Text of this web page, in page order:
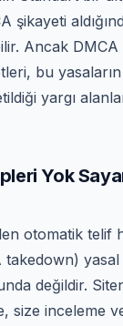
şikayeti
Ancak
bu
yargı
Yok
otomatik telif
yasal
değildir.
size inceleme